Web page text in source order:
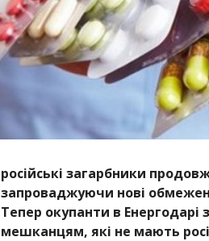
російські загарбники
запроваджуючи нові
Тепер окупанти в
мешканцям, які не мають